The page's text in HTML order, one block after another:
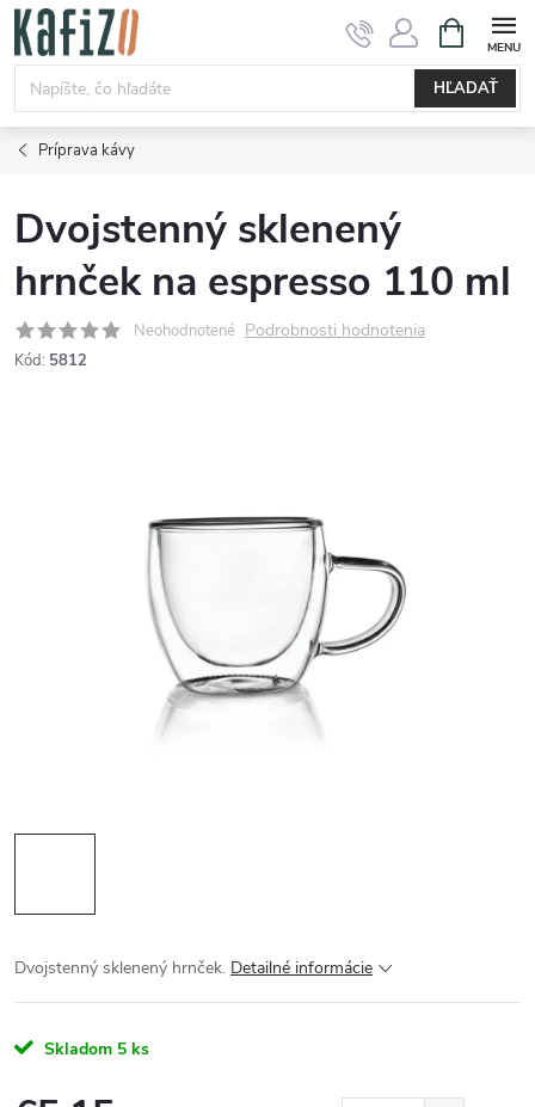
Prejsť
obsah
HĽADAŤ
KOŠÍK
Príprava kávy
Dvojstenný sklenený
hrnček na espresso 110 ml
Neohodnotené Podrobnosti hodnotenia
Kód: 5812
Dvojstenný sklenený hrnček. Detailné informácie
Skladom 5 ks